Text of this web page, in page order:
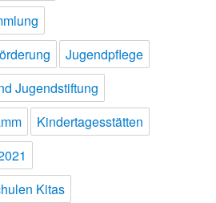
Jugendpflege
Jugendstiftung
Kindertagesstätten
Kitas